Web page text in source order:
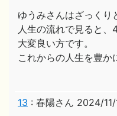
ゆうみさんはざっくり
人生の流れで見ると
大変良い方です。
これからの人生を豊か
13 : 春陽さん 2024/